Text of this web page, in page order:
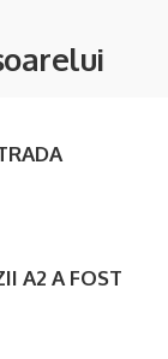
A2 A FOST